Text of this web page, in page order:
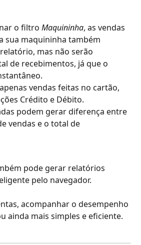
o filtro Maquininha, as vendas
sua maquininha também
mas não serão
de recebimentos, já que o
vendas feitas no cartão,
Crédito e Débito.
podem gerar diferença entre
vendas e o total de
pode gerar relatórios
pelo navegador.
acompanhar o desempenho
ainda mais simples e eficiente.